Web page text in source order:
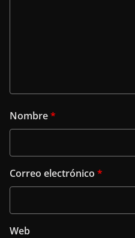
Nombre*
Correo electrónico *
Web